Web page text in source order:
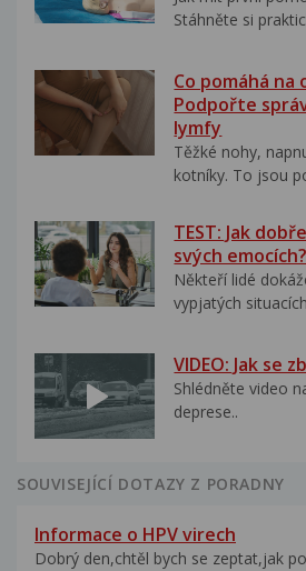
Stáhněte si
Co pomáhá na
Podpořte
lymfy
Těžké nohy,
kotníky. To jsou
TEST: Jak
svých emocích?
Někteří lidé
vypjatých
VIDEO: Jak se
Shlédněte video
deprese..
SOUVISEJÍCÍ DOTAZY Z PORADNY
Informace o HPV virech
Dobrý den,chtěl bych se zeptat,jak